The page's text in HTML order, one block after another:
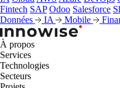
Fintech SAP Odoo Salesforce
Données
IA Mobile
À propos
Services
Technologies
Secteurs